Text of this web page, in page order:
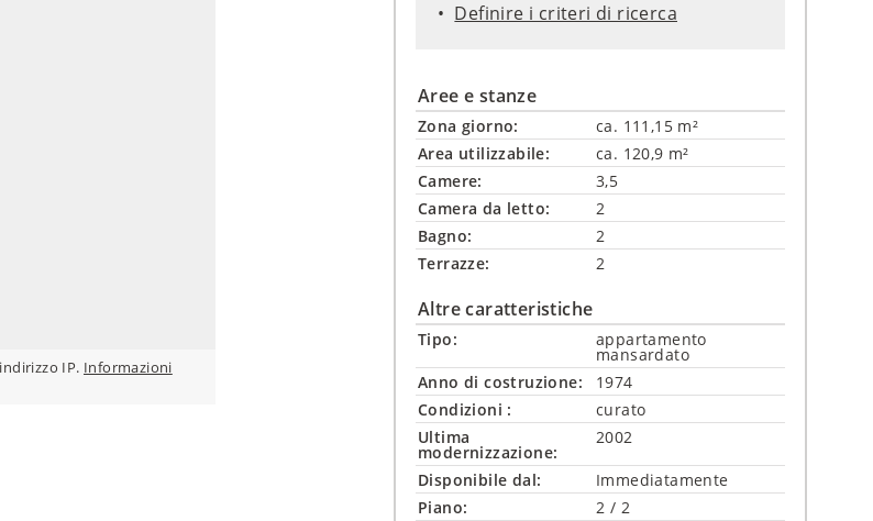
IP. Informazioni
Definire i criteri di ricerca
Aree e stanze
Zona giorno:
ca. 111,15 m²
Area utilizzabile:
ca. 120,9 m²
Camere:
3,5
Camera da letto:
2
Bagno:
2
Terrazze:
2
Altre caratteristiche
Tipo: appartamento
mansardato
Anno di costruzione:
1974
Condizioni :
curato
Ultima
modernizzazione:
2002
Disponibile dal:
Immediatamente
Piano:
2 / 2